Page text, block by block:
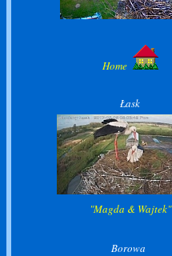
Home
Łask
"Magda & Wajtek"
Borowa